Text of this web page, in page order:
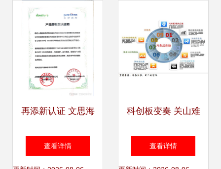
再添新认证 文思海
辉智翼云与数腾软
查看详情
科创板变奏 关山难
渡的软件咨询定位
查看详情